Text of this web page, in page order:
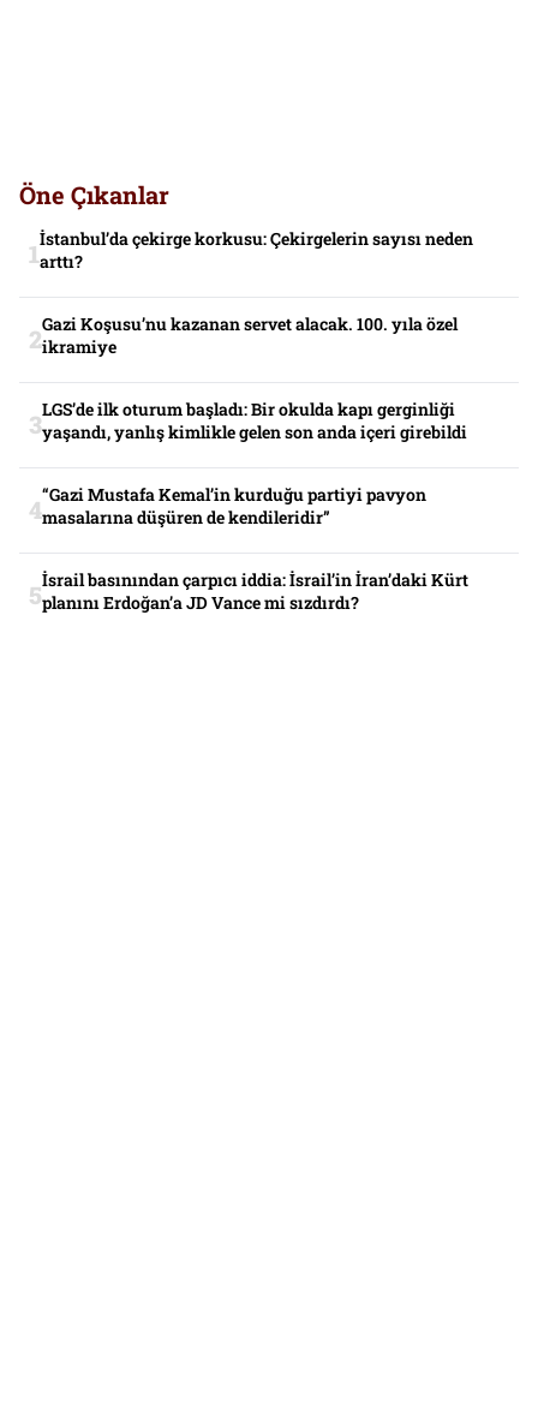
Öne Çıkanlar
İstanbul’da çekirge korkusu: Çekirgelerin sayısı neden
arttı?
Gazi Koşusu’nu kazanan servet alacak. 100. yıla özel
ikramiye
LGS’de ilk oturum başladı: Bir okulda kapı gerginliği
yaşandı, yanlış kimlikle gelen son anda içeri girebildi
“Gazi Mustafa Kemal’in kurduğu partiyi pavyon
masalarına düşüren de kendileridir”
İsrail basınından çarpıcı iddia: İsrail’in İran’daki Kürt
planını Erdoğan’a JD Vance mi sızdırdı?